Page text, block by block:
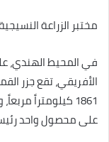
مختبر الزراعة
في المحيط الهندي،
الأفريقي، تقع جزر
على محصول واحد